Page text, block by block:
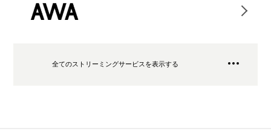
全てのストリーミングサービスを表示する